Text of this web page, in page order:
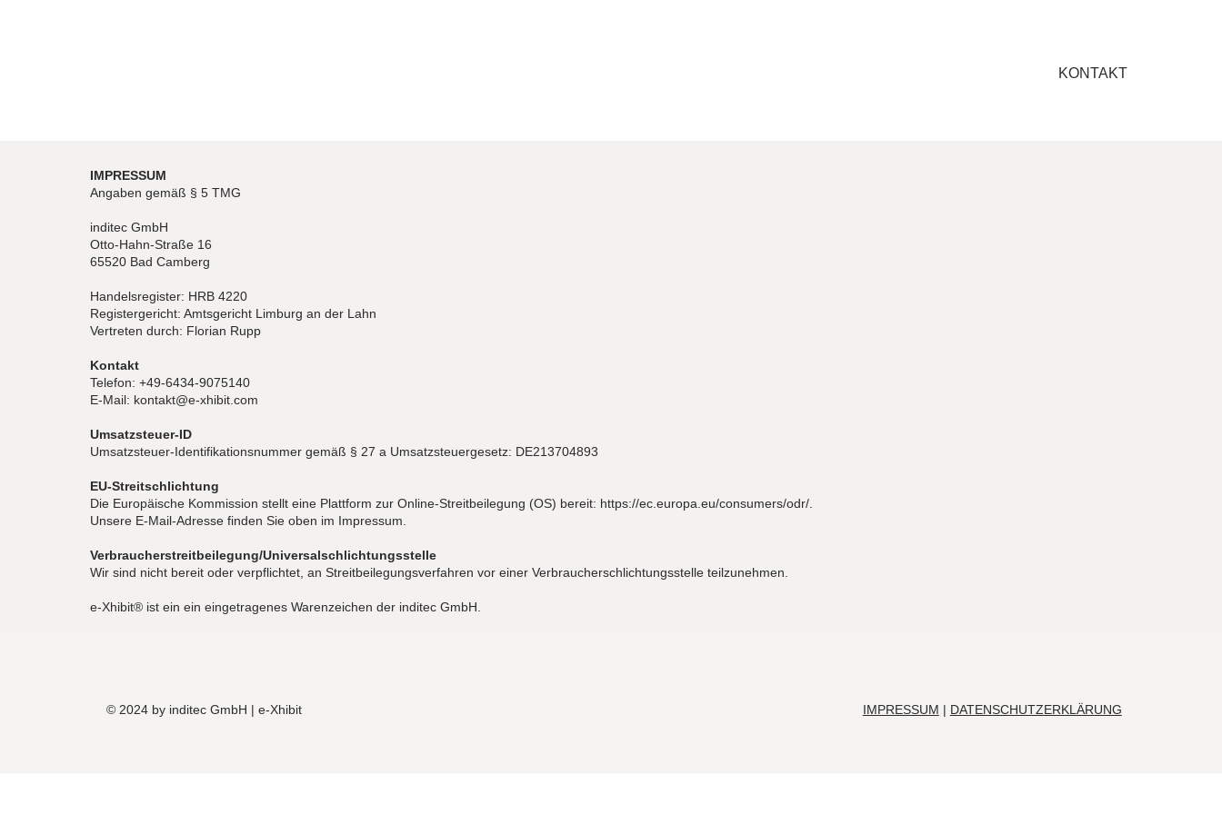
KONTAKT
IMPRESSUM
Angaben gemäß § 5 TMG
inditec GmbH
Otto-Hahn-Straße 16
65520 Bad Camberg
Handelsregister: HRB 4220
Registergericht: Amtsgericht Limburg an der Lahn
Vertreten durch: Florian Rupp
Kontakt
Telefon: +49-6434-9075140
E-Mail: kontakt@e-xhibit.com
Umsatzsteuer-ID
Umsatzsteuer-Identifikationsnummer gemäß § 27 a Umsatzsteuergesetz: DE213704893
EU-Streitschlichtung
Die Europäische Kommission stellt eine Plattform zur Online-Streitbeilegung (OS) bereit: https://ec.europa.eu/consumers/odr/.
Unsere E-Mail-Adresse finden Sie oben im Impressum.
Verbraucher­streit­beilegung/Universal­schlichtungs­stelle
Wir sind nicht bereit oder verpflichtet, an Streitbeilegungsverfahren vor einer Verbraucherschlichtungsstelle teilzunehmen.
e-Xhibit® ist ein ein eingetragenes Warenzeichen der inditec GmbH.
© 2024 by inditec GmbH | e-Xhibit IMPRESSUM | DATENSCHUTZERKLÄRUNG